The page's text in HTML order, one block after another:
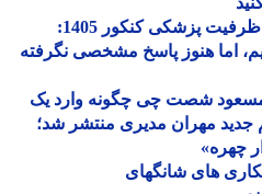
موضع وزارت بهداشت درباره ظرفیت پزشکی کنکور 1405:
هنوز پاسخ مشخصی نگرفته
شصت چی چگونه وارد یک
مهران مدیری منتشر شد؛
های شانگهای